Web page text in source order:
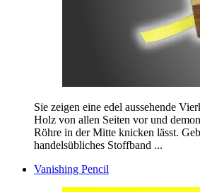
Sie zeigen eine edel aussehende
Holz von allen Seiten vor und
Röhre in der Mitte knicken lässt.
handelsübliches Stoffband ...
Vanishing Pencil